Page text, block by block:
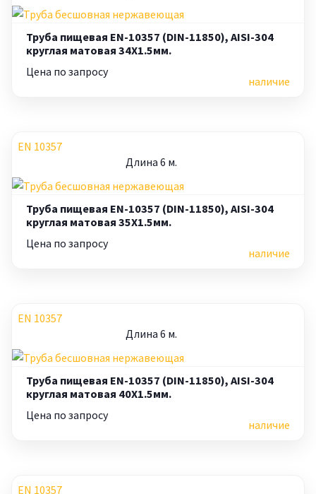
Труба пищевая EN-10357 (DIN-11850), AISI-304
круглая матовая 34X1.5мм.
Цена по запросу
наличие
EN 10357
Длина 6 м.
Труба пищевая EN-10357 (DIN-11850), AISI-304
круглая матовая 35X1.5мм.
Цена по запросу
наличие
EN 10357
Длина 6 м.
Труба пищевая EN-10357 (DIN-11850), AISI-304
круглая матовая 40X1.5мм.
Цена по запросу
наличие
EN 10357